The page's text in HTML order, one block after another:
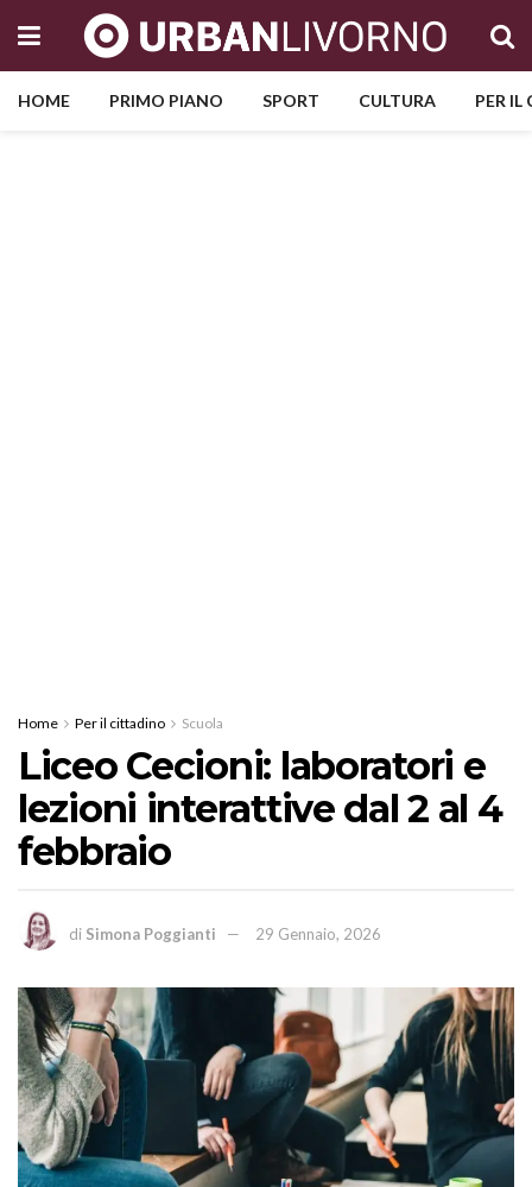
HOME PRIMO PIANO SPORT CULTURA PER
Home Per il cittadino Scuola
Liceo Cecioni: laboratori e
lezioni interattive dal 2 al 4
febbraio
di Simona Poggianti 29 Gennaio, 2026